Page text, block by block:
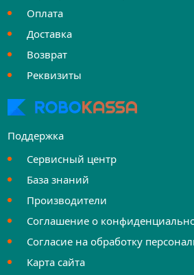
Оплата
Доставка
Возврат
Реквизиты
Поддержка
Сервисный центр
База знаний
Производители
Соглашение о
Согласие на обработку
Карта сайта